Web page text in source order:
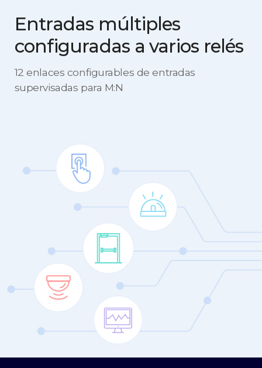
Entradas múltiples
configuradas a varios relés
12 enlaces configurables de entradas
supervisadas para M:N